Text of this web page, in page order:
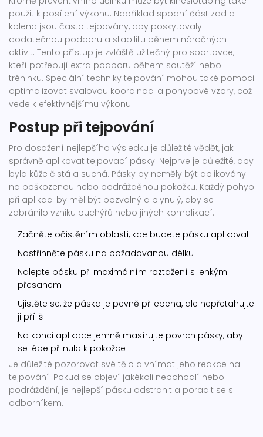
použit k posílení výkonu. Například spodní část zad a
kolena jsou často tejpovány, aby poskytovaly
dodatečnou podporu a stabilitu během náročných
aktivit. Tento přístup je zvláště užitečný pro sportovce,
kteří potřebují extra podporu během soutěží nebo
tréninku. Speciální techniky tejpování mohou také pomoci
optimalizovat svalovou koordinaci a pohybové vzory, což
vede k efektivnějšímu výkonu.
Postup při tejpování
Pro dosažení nejlepšího výsledku je důležité vědět, jak
správně aplikovat tejpovací pásky. Nejprve je důležité, aby
byla kůže čistá a suchá. Pásky by neměly být aplikovány
na poškozenou nebo podrážděnou pokožku. Každý pohyb
při aplikaci by měl být pozvolný a plynulý, aby se
zabránilo vzniku puchýřů nebo jiných komplikací.
Začněte očistěním oblasti, kde budete pásku aplikovat
Nastřihněte pásku na požadovanou délku
Nalepte pásku při maximálním roztažení s lehkým
přesahem
Ujistěte se, že páska je pevně přilepena, ale nepřetahujte
ji příliš
Na konci aplikace jemně masírujte povrch pásky, aby
se lépe přilnula k pokožce
Je důležité pozorovat své tělo a vnímat jeho reakce na
tejpování. Pokud se objeví jakékoli nepohodlí nebo
podráždění, je nejlepší pásku odstranit a poradit se s
odborníkem.